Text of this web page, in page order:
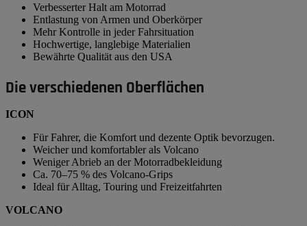
Verbesserter Halt am Motorrad
Entlastung von Armen und Oberkörper
Mehr Kontrolle in jeder Fahrsituation
Hochwertige, langlebige Materialien
Bewährte Qualität aus den USA
Die verschiedenen Oberflächen
ICON
Für Fahrer, die Komfort und dezente Optik bevorzugen.
Weicher und komfortabler als Volcano
Weniger Abrieb an der Motorradbekleidung
Ca. 70–75 % des Volcano-Grips
Ideal für Alltag, Touring und Freizeitfahrten
VOLCANO